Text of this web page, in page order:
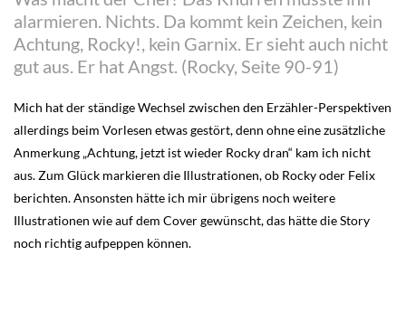
alarmieren. Nichts. Da kommt kein Zeichen, kein
Achtung, Rocky!, kein Garnix. Er sieht auch nicht
gut aus. Er hat Angst. (Rocky, Seite 90-91)
Mich hat der ständige Wechsel zwischen den Erzähler-Perspektiven
allerdings beim Vorlesen etwas gestört, denn ohne eine zusätzliche
Anmerkung „Achtung, jetzt ist wieder Rocky dran“ kam ich nicht
aus. Zum Glück markieren die Illustrationen, ob Rocky oder Felix
berichten. Ansonsten hätte ich mir übrigens noch weitere
Illustrationen wie auf dem Cover gewünscht, das hätte die Story
noch richtig aufpeppen können.